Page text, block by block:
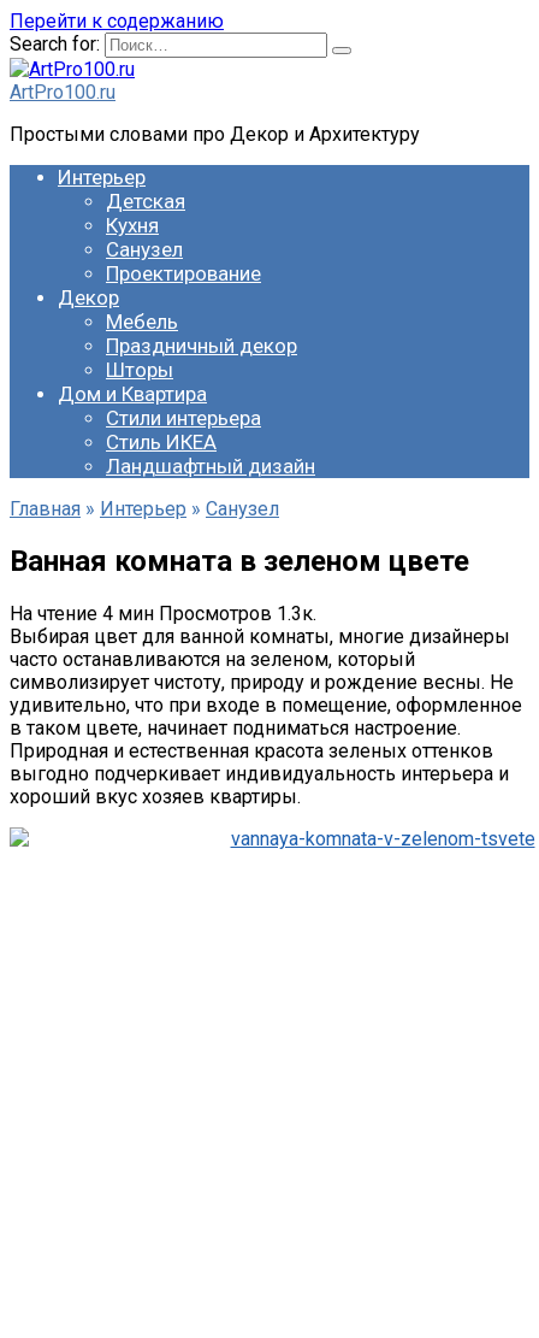
Перейти к содержанию
Search for:
ArtPro100.ru
Простыми словами про Декор и Архитектуру
Интерьер
Детская
Кухня
Санузел
Проектирование
Декор
Мебель
Праздничный декор
Шторы
Дом и Квартира
Стили интерьера
Стиль ИКЕА
Ландшафтный дизайн
Главная » Интерьер » Санузел
Ванная комната в зеленом цвете
На чтение 4 мин Просмотров 1.3к.
Выбирая цвет для ванной комнаты, многие дизайнеры
часто останавливаются на зеленом, который
символизирует чистоту, природу и рождение весны. Не
удивительно, что при входе в помещение, оформленное
в таком цвете, начинает подниматься настроение.
Природная и естественная красота зеленых оттенков
выгодно подчеркивает индивидуальность интерьера и
хороший вкус хозяев квартиры.